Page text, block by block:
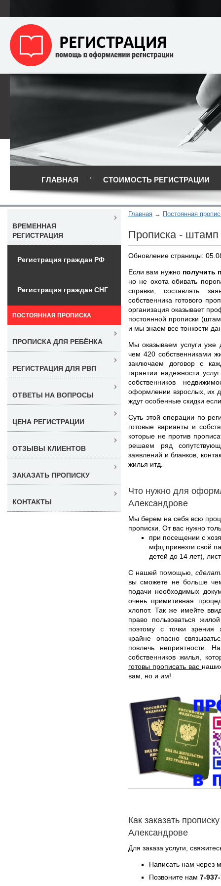
ГЛАВНАЯ СТОИМОСТЬ РЕГИСТРАЦИИ
Главная Постоянная
Прописка - штамп
Обновление страницы:
Если вам нужно получить
но не охота обивать
справки, составлять
собственника готового
организация оказывает
постоянной прописки
и мы знаем все тонкости
Мы оказываем услуги уже
чем 420 собственниками
заключаем договор с
гарантии надежности
собственников
оформлении взрослых, их
ждут особенные скидки
Суть этой операции по
готовые варианты и
которые не против
решаем ряд
заявлений и бланков,
жилья итд.
Что нужно для
Александрове
Мы берем на себя всю
прописки. От вас нужно
при посещении с
мфц привезти свой
детей до 14 лет),
С нашей помощью,
вы сможете не больше
подачи необходимых
очень примитивная
хлопот. Так же имейте
право пользоваться
поэтому с точки зрения
крайне опасно
повлечь неприятности.
собственников жилья,
готовы прописать вас
вам, но и им!
Как заказать
Александрове
Для заказа услуги,
Написать нам через
Позвоните нам 7-
ВРЕМЕННАЯ
РЕГИСТРАЦИЯ
Регистрация граждан РФ
Регистрация граждан СНГ
ПОСТОЯННАЯ ПРОПИСКА
ПРОПИСКА ДЛЯ РЕБЁНКА
РЕГИСТРАЦИЯ ДЛЯ РВП
ОТВЕТЫ НА ВОПРОСЫ
ЦЕНА РЕГИСТРАЦИИ
ОТЗЫВЫ КЛИЕНТОВ
ЗАКАЗАТЬ ПРОПИСКУ
КОНТАКТЫ